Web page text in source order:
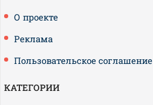
О проекте
Реклама
Пользовательское соглашение
КАТЕГОРИИ